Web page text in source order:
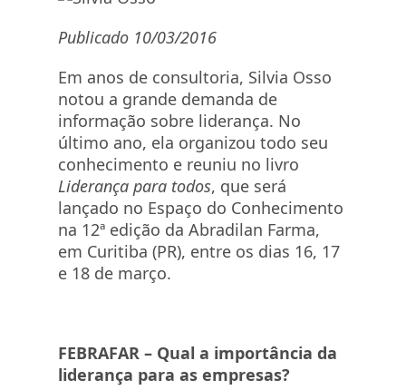
Publicado 10/03/2016
Em anos de consultoria, Silvia Osso
notou a grande demanda de
informação sobre liderança. No
último ano, ela organizou todo seu
conhecimento e reuniu no livro
Liderança para todos, que será
lançado no Espaço do Conhecimento
na 12ª edição da Abradilan Farma,
em Curitiba (PR), entre os dias 16, 17
e 18 de março.
FEBRAFAR – Qual a importância da
liderança para as empresas?